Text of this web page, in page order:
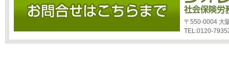
〒550-0004 大
TEL:0120-